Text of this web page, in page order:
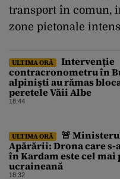
transport în comun,
zone pietonale
ULTIMA ORĂ
Intervenție
contracronometru în
alpinişti au rămas
peretele Văii Albe
18:44
ULTIMA ORĂ
🚨
Apărării: Drona care s-
în Kardam este cel
ucraineană
18:32